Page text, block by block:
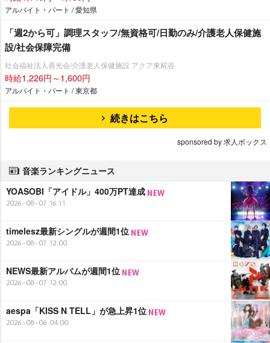
アルバイト・パート / 愛知県
「週2から可」調理スタッフ/無資格可/日勤のみ/介護老人保健施
設/社会保障完備
社会福祉法人善光会/介護老人保健施設 アクア東糀谷
時給1,226円～1,600円
アルバイト・パート / 東京都
続きはこちら
sponsored by 求人ボックス
音楽ランキングニュース
YOASOBI「アイドル」400万PT達成
2026-08-07 16:11
timelesz最新シングルが週間1位
2026-08-07 12:00
NEWS最新アルバムが週間1位
2026-08-07 12:00
aespa「KISS N TELL」が急上昇1位
2026-08-06 04:00